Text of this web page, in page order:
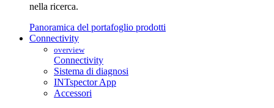
nella ricerca.
Panoramica del portafoglio prodotti
Connectivity
overview
Connectivity
Sistema di diagnosi
INTspector App
Accessori